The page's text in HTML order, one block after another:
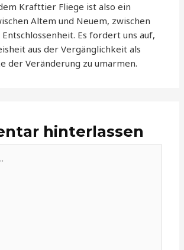
Krafttier Fliege ist also ein
Altem und Neuem, zwischen
Es fordert uns auf,
aus der Vergänglichkeit als
der Veränderung zu umarmen.
hinterlassen